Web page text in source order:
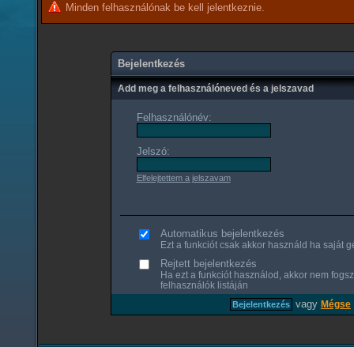
Minden felhasználónak be kell jelentkeznie.
Bejelentkezés
Add meg a felhasználóneved és a jelszavad
Felhasználónév:
Jelszó:
Elfelejtettem a jelszavam
Automatikus bejelentkezés
Ezt a funkciót csak akkor használd ha saját
Rejtett bejelentkezés
Ha ezt a funkciót használod, akkor nem
felhasználók listáján
vagy Mégse